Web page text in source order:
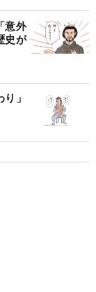
意外
史が
」